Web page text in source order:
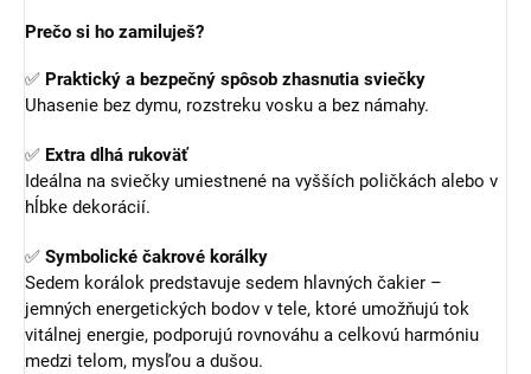
Prečo si ho zamiluješ?
✅ Praktický a bezpečný spôsob zhasnutia sviečky
Uhasenie bez dymu, rozstreku vosku a bez námahy.
✅ Extra dlhá rukoväť
Ideálna na sviečky umiestnené na vyšších poličkách alebo v
hĺbke dekorácií.
✅ Symbolické čakrové korálky
Sedem korálok predstavuje sedem hlavných čakier –
jemných energetických bodov v tele, ktoré umožňujú tok
vitálnej energie, podporujú rovnováhu a celkovú harmóniu
medzi telom, mysľou a dušou.